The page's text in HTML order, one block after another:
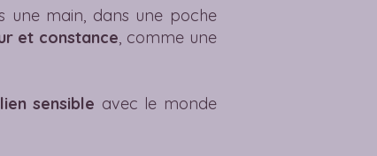
une main, dans une poche
et constance, comme une
lien sensible avec le monde